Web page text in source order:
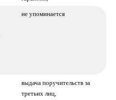
не упоминается
выдача поручительств за
третьих лиц,